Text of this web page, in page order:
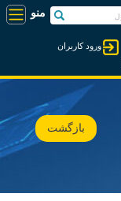
ورود کاربران
بازگشت